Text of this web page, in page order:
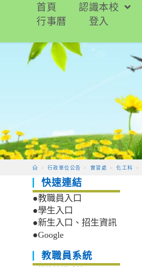
要
首頁 認識本校
行事曆
登入
> 行政單位公告 > 實習處 > 化工科 >
快速連結
●教職員入口
●學生入口
●新生入口、招生資訊
●Google
教職員系統